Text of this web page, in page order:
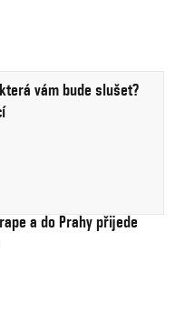
vám bude slušet?
a do Prahy přijede